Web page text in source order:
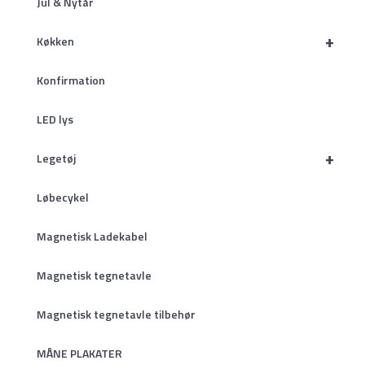
+
Køkken
Konfirmation
LED lys
+
Legetøj
Løbecykel
Magnetisk Ladekabel
Magnetisk tegnetavle
Magnetisk tegnetavle tilbehør
MÅNE PLAKATER